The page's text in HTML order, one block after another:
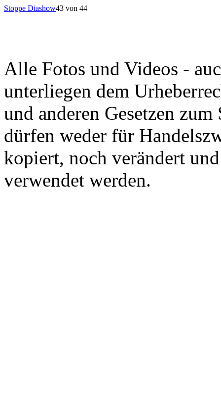
Stoppe Diashow43 von 44
Alle Fotos und Videos -
unterliegen dem
und anderen Gesetzen
dürfen weder für
kopiert, noch verändert
verwendet werden.